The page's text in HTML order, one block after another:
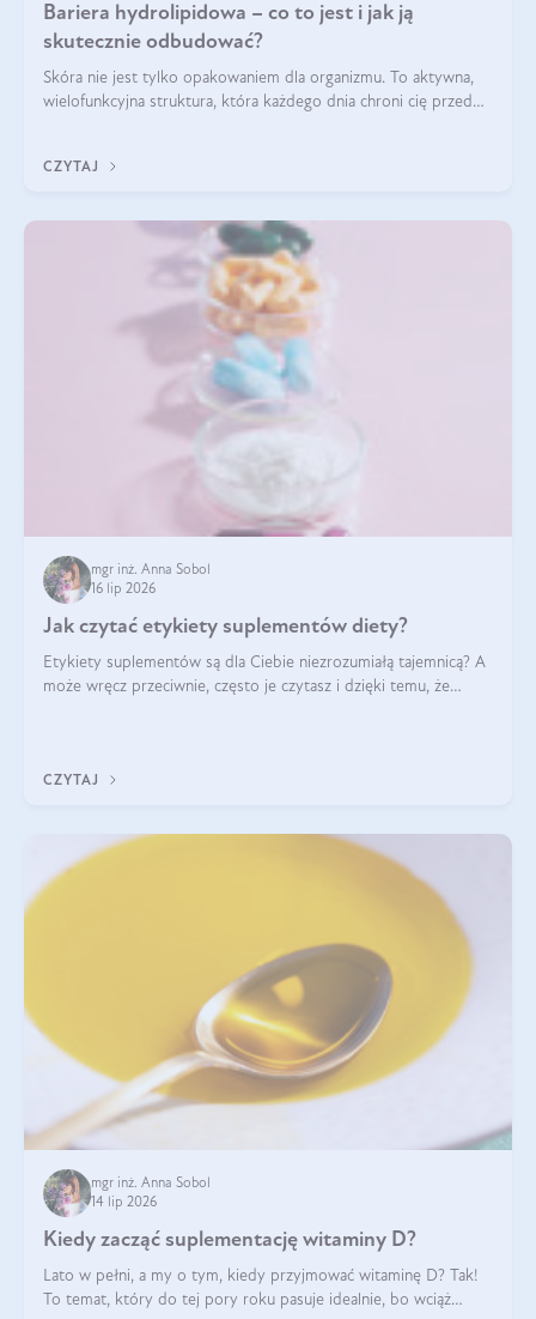
Bariera hydrolipidowa – co to jest i jak ją
skutecznie odbudować?
Skóra nie jest tylko opakowaniem dla organizmu. To aktywna,
wielofunkcyjna struktura, która każdego dnia chroni cię przed
bariera hydrolipidowa.
CZYTAJ
mgr inż. Anna Sobol
16 lip 2026
Jak czytać etykiety suplementów diety?
Etykiety suplementów są dla Ciebie niezrozumiałą tajemnicą? A
może wręcz przeciwnie, często je czytasz i dzięki temu, że
CZYTAJ
mgr inż. Anna Sobol
14 lip 2026
Kiedy zacząć suplementację witaminy D?
Lato w pełni, a my o tym, kiedy przyjmować witaminę D? Tak!
To temat, który do tej pory roku pasuje idealnie, bo wciąż